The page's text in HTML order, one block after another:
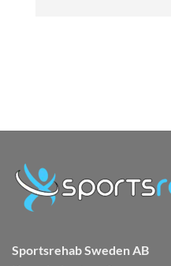
Sportsrehab Sweden AB